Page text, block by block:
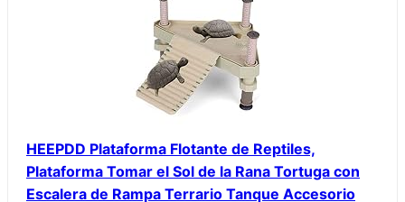
HEEPDD Plataforma Flotante de Reptiles,
Plataforma Tomar el Sol de la Rana Tortuga con
Escalera de Rampa Terrario Tanque Accesorio